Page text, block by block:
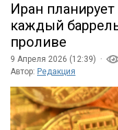
Иран
каждый
проливе
9 Апреля 2026 (12:39) ·
Автор: Редакция